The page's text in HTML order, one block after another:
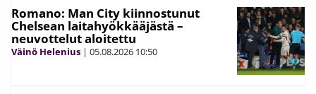
Romano: Man City kiinnostunut
Chelsean laitahyökkääjästä –
neuvottelut aloitettu
Väinö Helenius | 05.08.2026 10:50